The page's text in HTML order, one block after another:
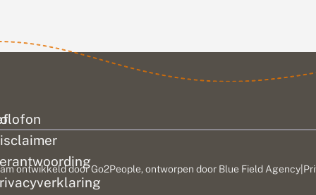
De
is niet...
ontwikkeld doorGo2People, ontworpen door Blue Field Agency